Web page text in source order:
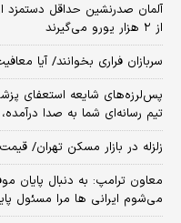
آلمان صدرنشین حداقل دستمزد
از ۲ هزار یورو می‌گیرند
سربازان فراری بخوانند/ آیا
پس‌لرزه‌های شایعه استعفای
تیم رسانه‌ای شما به صدا
زلزله در بازار مسکن تهران/ قیمت‌ها ۲ برابر شد، خریدار
معاون ترامپ: به دنبال پایان
می‌شوم ایرانی ها مرا مسئول